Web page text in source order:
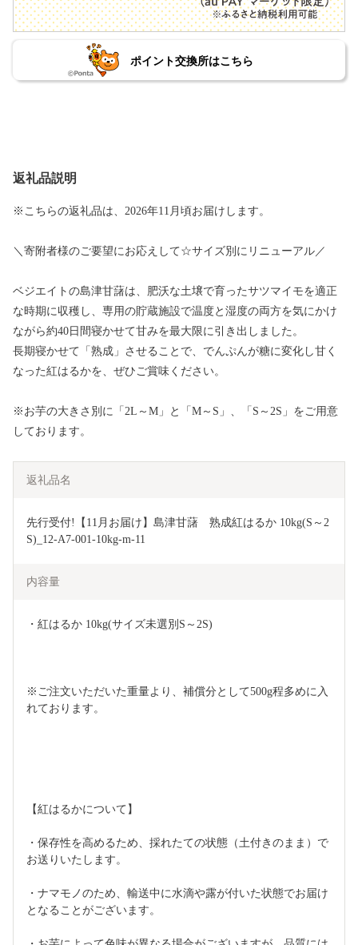
ポイント交換所はこちら
返礼品説明
※こちらの返礼品は、2026年11月頃お届けします。
＼寄附者様のご要望にお応えして☆サイズ別にリニューアル／
ベジエイトの島津甘藷は、肥沃な土壌で育ったサツマイモを適正
な時期に収穫し、専用の貯蔵施設で温度と湿度の両方を気にかけ
ながら約40日間寝かせて甘みを最大限に引き出しました。
長期寝かせて「熟成」させることで、でんぷんが糖に変化し甘く
なった紅はるかを、ぜひご賞味ください。
※お芋の大きさ別に「2L～M」と「M～S」、「S～2S」をご用意
しております。
返礼品名
先行受付!【11月お届け】島津甘藷　熟成紅はるか 10kg(S～2
S)_12-A7-001-10kg-m-11
内容量
・紅はるか 10kg(サイズ未選別S～2S)
※ご注文いただいた重量より、補償分として500g程多めに入
れております。
【紅はるかについて】
・保存性を高めるため、採れたての状態（土付きのまま）で
お送りいたします。
・ナマモノのため、輸送中に水滴や露が付いた状態でお届け
となることがございます。